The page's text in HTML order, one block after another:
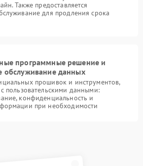
Также предоставляется
для продления срока
программные решение и
обслуживание данных
прошивок и инструментов,
пользовательскими данными:
конфиденциальность и
при необходимости